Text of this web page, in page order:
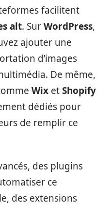
facilitent
alt. SurWordPress,
ajouter une
d’images
De même,
Wix etShopify
dédiés pour
de remplir ce
des plugins
ce
des extensions